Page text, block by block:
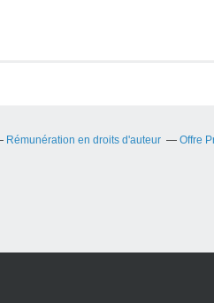
Rémunération en droits d'auteur Offre